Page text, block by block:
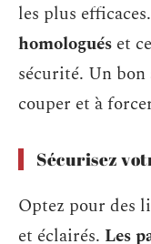
les plus efficaces.
homologués et
sécurité. Un
couper et à
Sécurisez
Optez pour des
et éclairés. Les